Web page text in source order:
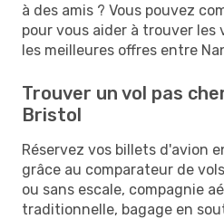
à des amis ? Vous pouvez
pour vous aider à trouver les
les meilleures offres entre
Trouver un vol pas
Bristol
Réservez vos billets d'avion
grâce au comparateur de
ou sans escale, compagnie
traditionnelle, bagage en